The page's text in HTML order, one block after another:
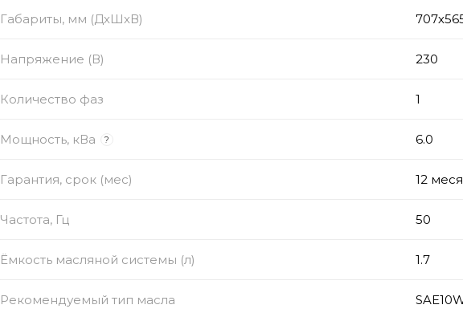
Габариты, мм (ДхШхВ)
Напряжение (В) 230
Количество фаз 1
Мощность, кВа ? 6.0
Гарантия, срок (мес) 12
Частота, Гц 50
Ёмкость масляной системы (л) 1.7
Рекомендуемый тип масла